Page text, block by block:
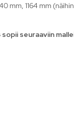
mm, 1164 mm
seuraaviin